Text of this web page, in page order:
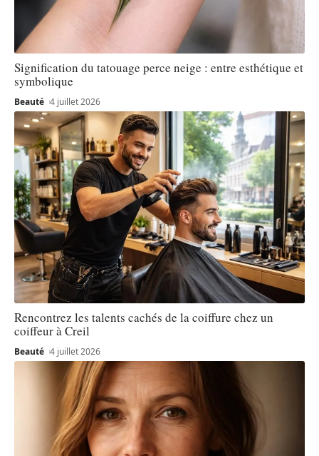
Signification du tatouage perce neige : entre esthétique et
symbolique
Beauté 4 juillet 2026
Rencontrez les talents cachés de la coiffure chez un
coiffeur à Creil
Beauté 4 juillet 2026